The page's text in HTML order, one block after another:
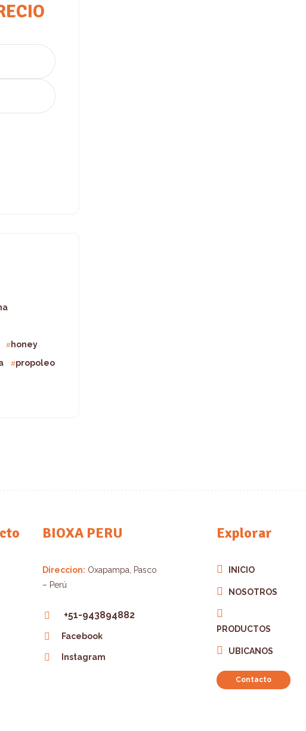
honey
propoleo
BIOXA PERU
Direccion: Oxapampa, Pasco
– Perú
+51-943894882
Facebook
Instagram
Explorar
INICIO
NOSOTROS
PRODUCTOS
UBICANOS
Contacto